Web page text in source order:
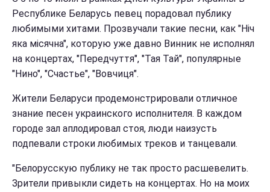
Республике Беларусь певец порадовал публику
любимыми хитами. Прозвучали такие песни, как "Ніч
яка місячна", которую уже давно Винник не исполнял
на концертах, "Передчуття", "Тая Тай", популярные
"Нино", "Счастье", "Вовчиця".
Жители Беларуси продемонстрировали отличное
знание песен украинского исполнителя. В каждом
городе зал аплодировал стоя, люди наизусть
подпевали строки любимых треков и танцевали.
"Белорусскую публику не так просто расшевелить.
Зрители привыкли сидеть на концертах. Но на моих